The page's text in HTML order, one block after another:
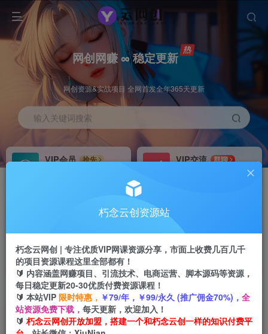
网创网赚 ∞ 稳定更新
网创资源&实战项目 全网首发全年365天更新
输入关键词搜索
VIP会员
抢先
VIP交流
群聊
研究探讨更多创业项目路子。
会员专属推广链接
四导航 导航
APP下载
GO
首页 创业课程 会员专属 正文
（5814期）抖音浪漫图文暴力涨女粉项目 简单0门
朽念云创资源站
朽念云网创 | 专注优质VIP网课资源分享，市面上收费几百几千
的项目资源课程这里全部都有！
🔰 内容涵盖网赚项目、引流技术、电商运营、脚本源码等资源，
每日稳定更新20-30优质付费资源课程！
🔰 本站VIP 限时特惠， ￥79/年，￥99/永久 (推广佣金70%)， 全
站资源免费下载， 每天更新，欢迎加入！
🔰 朽念云网创开放加盟，搭建一个和朽念云创一样的知识付费平